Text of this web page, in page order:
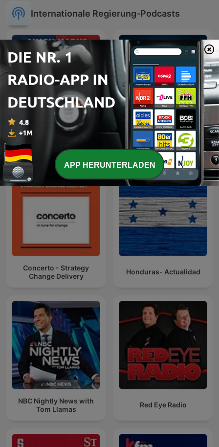
Internationale Regierung-Podcasts
Simon Marks Reporting Простая экономика
Concerto - Strategy
Change Delivery
Honduras- Actualidad
NBC Nightly News with
Tom Llamas
Red Eye Radio
APP HERUNTERLADEN